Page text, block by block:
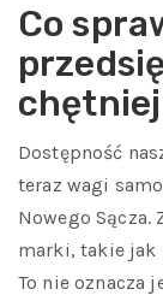
Co
chętniej
Dostępność
teraz wagi
Nowego Sącza.
marki, takie jak
To nie oznacza